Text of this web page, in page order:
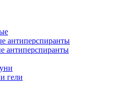
антиперспиранты
антиперспиранты
гели